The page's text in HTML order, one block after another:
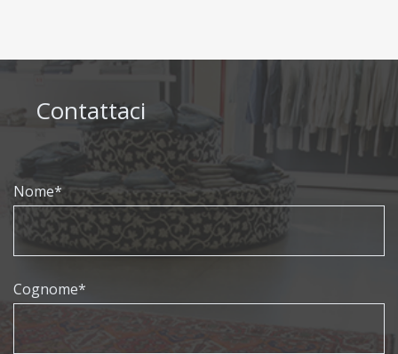
Contattaci
Nome*
Cognome*